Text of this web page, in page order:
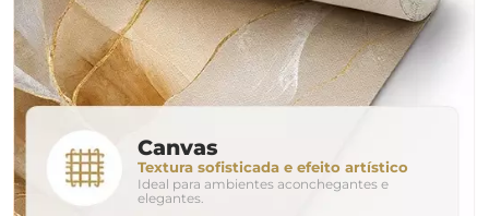
280cm 320cm
conjunto
avulso duo
Canvas
Textura sofisticada e efeito artístico
Ideal para ambientes aconchegantes e
elegantes.